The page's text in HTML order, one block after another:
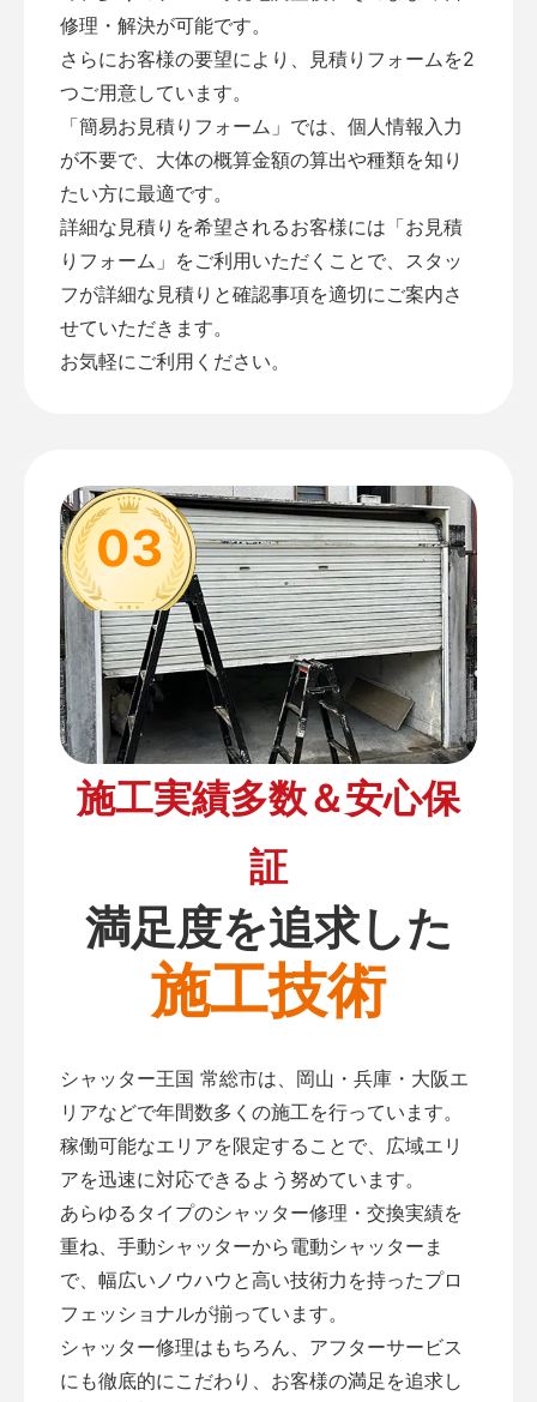
修理・解決が可能です。
さらにお客様の要望により、見積りフォームを2
つご用意しています。
「簡易お見積りフォーム 」では、個人情報入力
が不要で、大体の概算金額の算出や種類を知り
たい方に最適です。
詳細な見積りを希望されるお客様には「お見積
りフォーム 」をご利用いただくことで、スタッ
フが詳細な見積りと確認事項を適切にご案内さ
せていただきます。
お気軽にご利用ください。
03
施工実績多数＆安心保
証
満足度を追求した
施工技術
シャッター王国 常総市は、岡山・兵庫・大阪エ
リアなどで年間数多くの施工を行っています。
稼働可能なエリアを限定することで、広域エリ
アを迅速に対応できるよう努めています。
あらゆるタイプのシャッター修理・交換実績を
重ね、手動シャッターから電動シャッターま
で、幅広いノウハウと高い技術力を持ったプロ
フェッショナルが揃っています。
シャッター修理はもちろん、アフターサービス
にも徹底的にこだわり、お客様の満足を追求し